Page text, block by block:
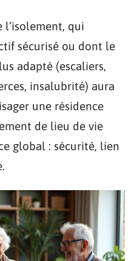
l’isolement, qui
sécurisé ou dont le
adapté (escaliers,
insalubrité) aura
une résidence
de lieu de vie
global : sécurité, lien